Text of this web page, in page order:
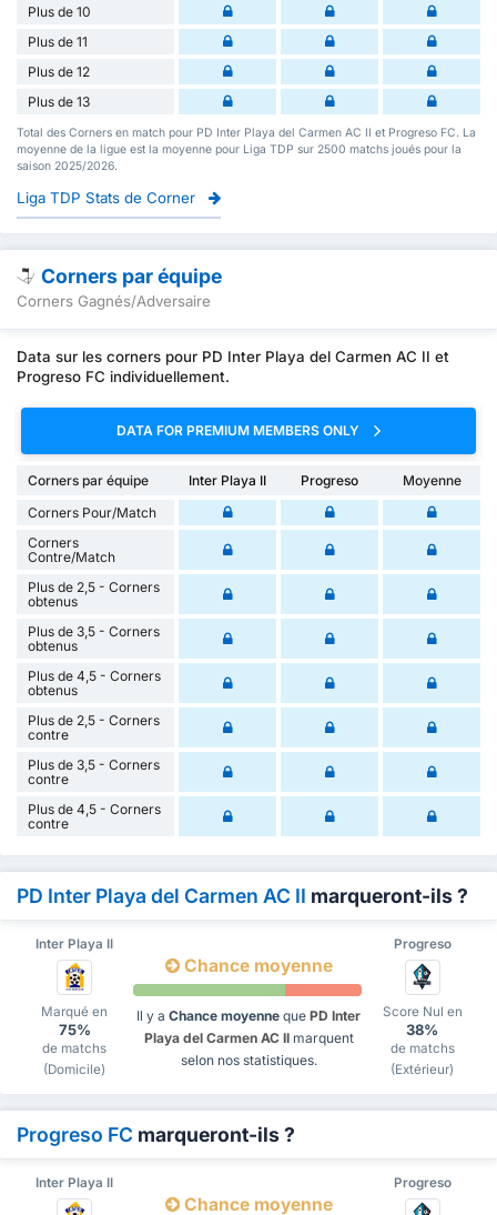
Plus de 10
Plus de 11
Plus de 12
Plus de 13
Total des Corners en match pour PD Inter Playa del Carmen AC II et Progreso FC. La
moyenne de la ligue est la moyenne pour Liga TDP sur 2500 matchs joués pour la
saison 2025/2026.
Liga TDP Stats de Corner
Corners par équipe
Corners Gagnés/Adversaire
Data sur les corners pour PD Inter Playa del Carmen AC II et
Progreso FC individuellement.
DATA FOR PREMIUM MEMBERS ONLY
Corners par équipe Inter Playa II Progreso
Moyenne
Corners Pour/Match
Corners
Contre/Match
Plus de 2,5 - Corners
obtenus
Plus de 3,5 - Corners
obtenus
Plus de 4,5 - Corners
obtenus
Plus de 2,5 - Corners
contre
Plus de 3,5 - Corners
contre
Plus de 4,5 - Corners
contre
PD Inter Playa del Carmen AC II marqueront-ils ?
Inter Playa II Progreso
Marqué en
75%
de matchs
(Domicile)
Chance moyenne
Il y a Chance moyenne que PD Inter
Playa del Carmen AC IImarquent
selon nos statistiques.
Score Nul en
38%
de matchs
(Extérieur)
Progreso FC marqueront-ils ?
Inter Playa II Progreso
Chance moyenne